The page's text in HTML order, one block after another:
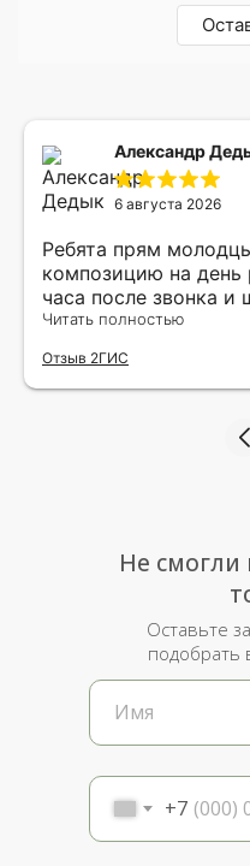
Александр
6 августа 2026
Ребята прям
композицию на
часа после звонка
доставлены мне по
рада.
Читать полностью
Отзыв 2ГИС
+7
Не
Оставьте
подобрать